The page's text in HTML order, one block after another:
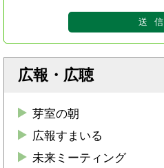
広報・広聴
芽室の朝
広報すまいる
未来ミーティング